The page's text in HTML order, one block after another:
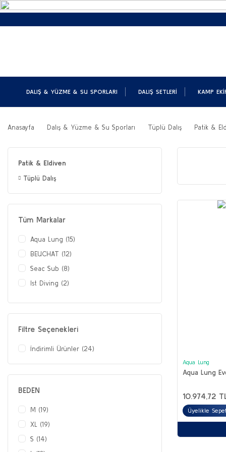
DALIŞ & YÜZME & SU SPORLARI DALIŞ SETLERI KAMP
Anasayfa Dalış & Yüzme & Su Sporları Tüplü Dalış Patik &
Patik & Eldiven
Tüplü Dalış
Tüm Markalar
Aqua Lung (15)
BEUCHAT (12)
Seac Sub (8)
Ist Diving (2)
SEAC (2)
Dive System (1)
Filtre Seçenekleri
İndirimli Ürünler (24)
BEDEN
M (19)
XL (19)
S (14)
Aqua Lung
Aqua Lung
10.974,72
Üyelikle